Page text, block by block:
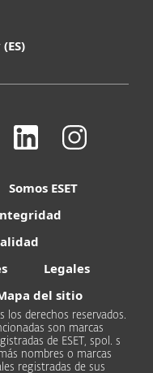
Somos ESET
Legales
del sitio
los derechos reservados.
son marcas
de ESET, spol. s
nombres o marcas
registradas de sus